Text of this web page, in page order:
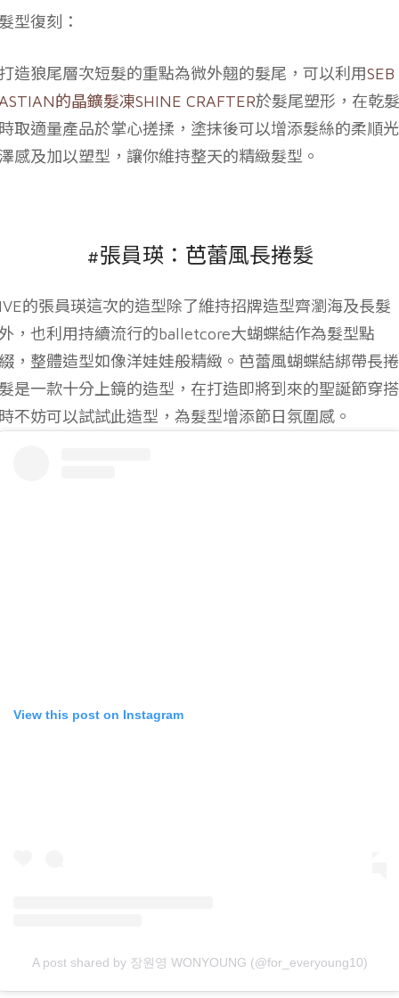
型復刻：
造狼尾層次短髮的重點為微外翹的髮尾，可以利用SEB
的晶鑛髮凍SHINE CRAFTER於髮尾塑形，在乾髮
取適量產品於掌心搓揉，塗抹後可以增添髮絲的柔順光
感及加以塑型，讓你維持整天的精緻髮型。
#張員瑛：芭蕾風長捲髮
的張員瑛這次的造型除了維持招牌造型齊瀏海及長髮
，也利用持續流行的balletcore大蝴蝶結作為髮型點
，整體造型如像洋娃娃般精緻。芭蕾風蝴蝶結綁帶長捲
是一款十分上鏡的造型，在打造即將到來的聖誕節穿搭
不妨可以試試此造型，為髮型增添節日氛圍感。
View this post on Instagram
A post shared by 장원영 WONYOUNG (@for_everyoung10)